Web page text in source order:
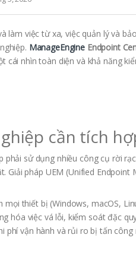
làm việc từ xa, việc quản lý và
ManageEngine Endpoint
cái nhìn toàn diện và khả năng
cần tích
phải sử dụng nhiều công cụ rời
Giải pháp UEM (Unified Endpoint
mọi thiết bị (Windows, macOS,
hóa việc vá lỗi, kiểm soát đặc
phí vận hành và rủi ro bị tấn công